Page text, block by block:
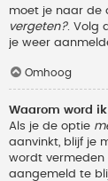
moet je naar de
vergeten?. Volg
je weer
Omhoog
Waarom word
Als je de optie
aanvinkt, blijf je
wordt vermeden
aangemeld te